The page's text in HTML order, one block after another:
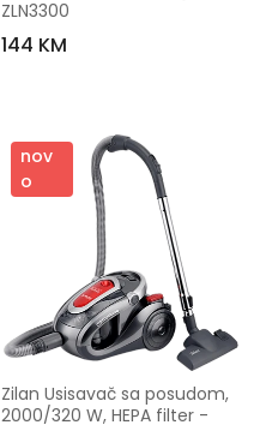
ZLN3300
144 KM
nov
o
Zilan Usisavač sa posudom,
2000/320 W, HEPA filter -